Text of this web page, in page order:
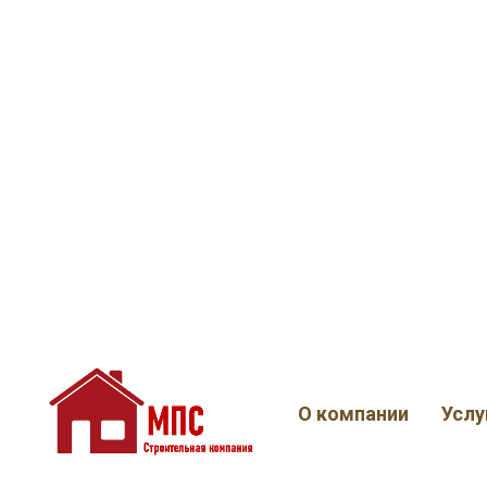
О компании